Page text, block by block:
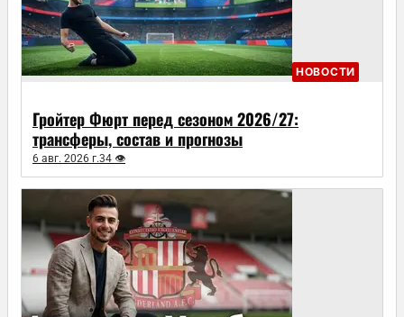
НОВОСТИ
Гройтер Фюрт перед сезоном 2026/27:
трансферы, состав и прогнозы
6 авг. 2026 г.34 👁